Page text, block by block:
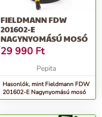
FIELDMANN FDW
201602-E
NAGYNYOMÁSÚ MOSÓ
29 990 Ft
Pepita
Hasonlók, mint Fieldmann FDW
201602-E Nagynyomású mosó